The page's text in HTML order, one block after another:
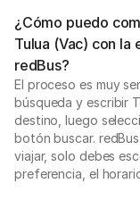
¿Cómo puedo
Tulua (Vac) con la
redBus?
El proceso es muy
búsqueda y escribir
destino, luego
botón buscar.
viajar, solo debes
preferencia, el